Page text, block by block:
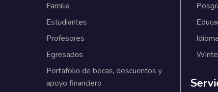
Familia
Estudiantes
Profesores
Egresados
Portafolio de becas, descuentos y
apoyo financiero